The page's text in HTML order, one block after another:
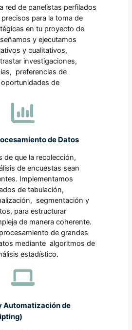
red de panelistas perfilados
para la toma de
en tu proyecto de
y ejecutamos
y cualitativos,
investigaciones,
preferencias de
de
de Datos
de que la recolección,
de encuestas sean
Implementamos
de tabulación,
segmentación y
para estructurar
de manera coherente.
de grandes
mediante algoritmos de
estadístico.
Automatización de